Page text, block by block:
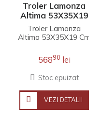
Troler Lamonza
Altima 53X35X19
Cm Mov Lamonza
Troler Lamonza
Altima 53X35X19
56890 lei
Stoc epuizat
VEZI DETALII